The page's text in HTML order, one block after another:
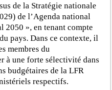
de la Stratégie nationale
de l’Agenda national
2050 », en tenant compte
pays. Dans ce contexte, il
membres du
à une forte sélectivité dans
budgétaires de la LFR
respectifs.